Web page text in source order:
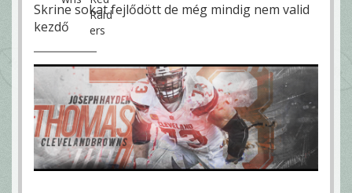
Skrine sokat fejlődött de még mindig nem valid
kezdő